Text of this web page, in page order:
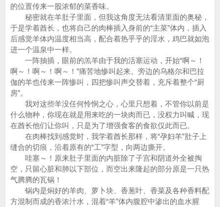
的位置传来一股浓郁的菜香味。
秘密就在羊肚子里面，但我这角度无法看清里面的奥秘，
于是学着酋长，也将自己的肉棒插入身前的“主菜”体内，插入
后感觉羊体内温度相当高，配合着热乎乎的淫水，鸡巴就如泡
进一个温泉中一样。
一阵抽插，眼前的羔羊由于我的活塞运动，开始“啊～！
啊～！啊～！啊～！”痛苦地惨叫起来。旁边的乌格尔和巴拉
伽的羊也传来一阵惨叫，四把惨叫声交替着，充斥着整个“厨
房”。
我对这些羊没任何怜悯之心，心里只想着，不管你以前是
什么物种，你现在就是用来吃的一块肉而已，没权力叫喊，现
在酋长他们让你叫，只是为了增强食客的食欲仅此而已。
在肉棒找到感觉时，我学着酋长那样，将“孕妇羊”肚子上
缝合的切痕，沿着原有的“工”字型，向两边撕开。
哇塞～！原来肚子里面的内脏除了子宫和阴道外全被掏
空，只留心脏和肺以下部位，而空出来隆起的部分原是一只热
气腾腾的瓦锅！
锅内是焖好的羊肉、萝卜块、香葱叶、香菜及各种香料配
方混制而成的香浓汁水，混着“羊”体内腹腔中渗出的血水腥